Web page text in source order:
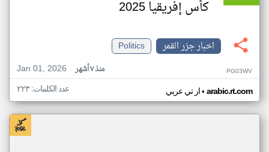
كأس إفريقيا 2025
اخبار جزر القمر
Politics
Jan 01, 2026
منذ ٧ أشهر PG03WV
ار تي عربي• arabic.rt.com عدد الكلمات: ٢٢٣